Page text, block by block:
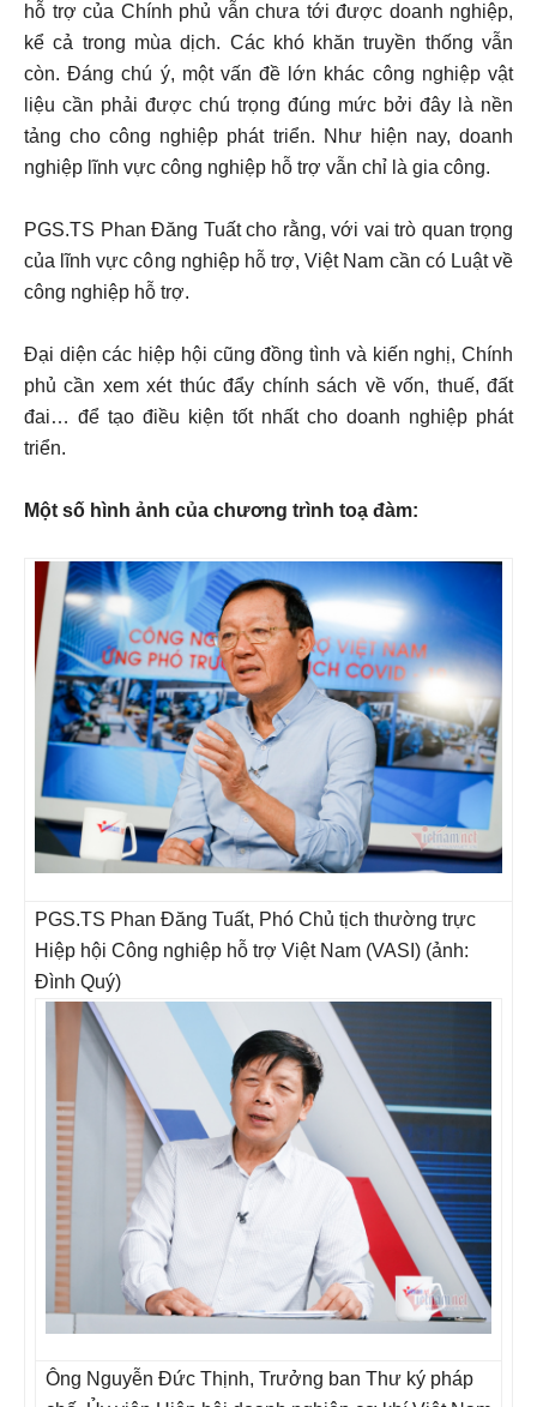
hỗ trợ của Chính phủ vẫn chưa tới được doanh nghiệp,
kể cả trong mùa dịch. Các khó khăn truyền thống vẫn
còn. Đáng chú ý, một vấn đề lớn khác công nghiệp vật
liệu cần phải được chú trọng đúng mức bởi đây là nền
tảng cho công nghiệp phát triển. Như hiện nay, doanh
nghiệp lĩnh vực công nghiệp hỗ trợ vẫn chỉ là gia công.
PGS.TS Phan Đăng Tuất cho rằng, với vai trò quan trọng
của lĩnh vực công nghiệp hỗ trợ, Việt Nam cần có Luật về
công nghiệp hỗ trợ.
Đại diện các hiệp hội cũng đồng tình và kiến nghị, Chính
phủ cần xem xét thúc đẩy chính sách về vốn, thuế, đất
đai… để tạo điều kiện tốt nhất cho doanh nghiệp phát
triển.
Một số hình ảnh của chương trình toạ đàm:
PGS.TS Phan Đăng Tuất, Phó Chủ tịch thường trực
Hiệp hội Công nghiệp hỗ trợ Việt Nam (VASI) (ảnh:
Đình Quý)
Ông Nguyễn Đức Thịnh, Trưởng ban Thư ký pháp